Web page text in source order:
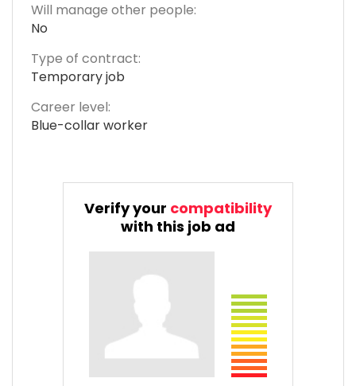
Will manage other people:
No
Type of contract:
Temporary job
Career level:
Blue-collar worker
Verify your compatibility
with this job ad